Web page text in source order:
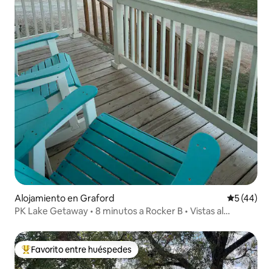
Alojamiento en Graford
5 (44)
PK Lake Getaway • 8 minutos a Rocker B • Vistas al
Favorito entre los huéspedes más destacados
Favorito entre huéspedes